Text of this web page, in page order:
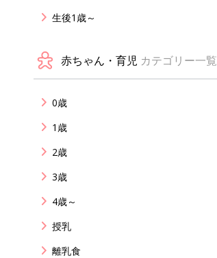
生後1歳～
赤ちゃん・育児 カテゴリー一覧
0歳
1歳
2歳
3歳
4歳～
授乳
離乳食